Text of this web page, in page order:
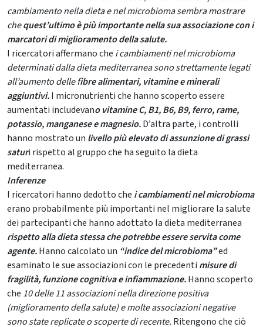
cambiamento nella dieta e nel microbioma sembra mostrare
chequest’ultimo è più importante nella sua associazione con i
marcatori di miglioramento della salute.
I ricercatori affermano che i cambiamenti nel microbioma
determinati dalla dieta mediterranea sono strettamente legati
all’aumento delle fibre alimentari, vitamine e minerali
aggiuntivi.I micronutrienti che hanno scoperto essere
aumentati includevano vitamine C, B1, B6, B9, ferro, rame,
potassio, manganese e magnesio.D’altra parte, i controlli
hanno mostrato un livello più elevato di assunzione di grassi
saturi rispetto al gruppo che ha seguito la dieta
mediterranea.
Inferenze
I ricercatori hanno dedotto che i cambiamenti nel microbioma
erano probabilmente più importanti nel migliorare la salute
dei partecipanti che hanno adottato la dieta mediterranea
rispetto alla dieta stessa che potrebbe essere servita come
agente.Hanno calcolato un “indice del microbioma”ed
esaminato le sue associazioni con le precedenti misure di
fragilità, funzione cognitiva e infiammazione.Hanno scoperto
che 10 delle 11 associazioni nella direzione positiva
(miglioramento della salute) e molte associazioni negative
sono state replicate o scoperte di recente. Ritengono che ciò